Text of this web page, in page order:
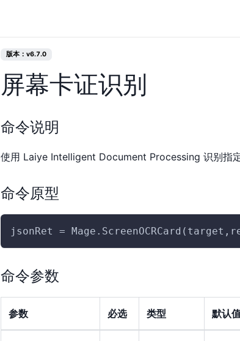
版本：v6.7.0
屏幕卡证识别
命令说明
使用 Laiye Intelligent Document Processing 识别指
命令原型
jsonRet =
命令参数
参数 必选 类型 默认